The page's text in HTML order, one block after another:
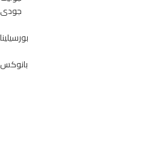
جودى
بورسيلينا
بانوكس